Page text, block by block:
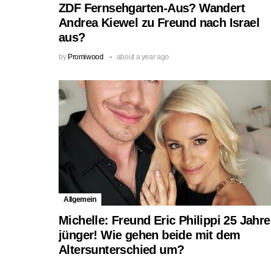
ZDF Fernsehgarten-Aus? Wandert
Andrea Kiewel zu Freund nach Israel
aus?
by Promiwood about a year ago
Allgemein
Michelle: Freund Eric Philippi 25 Jahre
jünger! Wie gehen beide mit dem
Altersunterschied um?